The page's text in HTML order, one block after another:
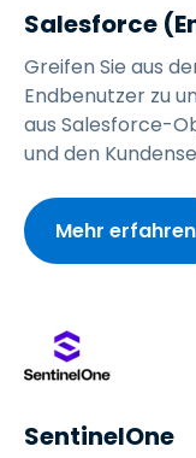
Salesforce
Greifen Sie aus
Endbenutzer zu
aus Salesforce-
und den
Mehr erfahren
SentinelOne